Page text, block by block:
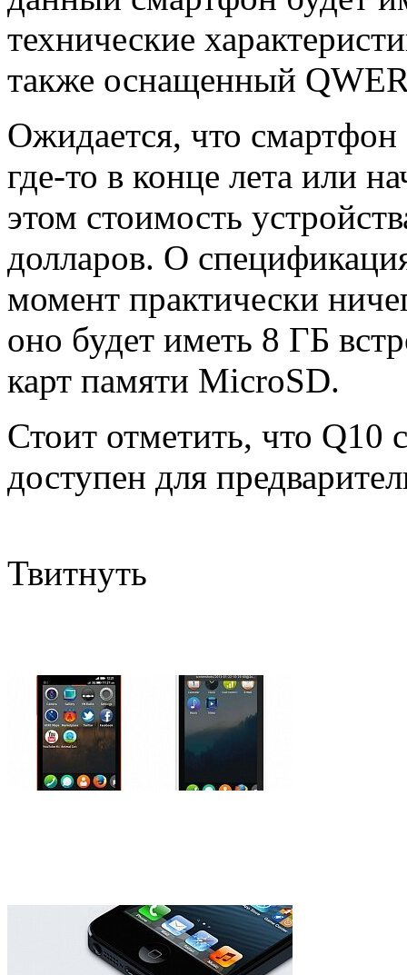
технические
также оснащенный
Ожидается, что
где-то в конце лета или
этом стоимость
долларов. О
момент практически
оно будет иметь 8 ГБ
карт памяти MicroSD.
Стоит отметить, что Q10
доступен для
Твитнуть